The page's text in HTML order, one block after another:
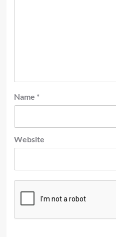
Name *
Website